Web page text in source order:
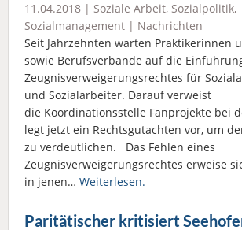
11.04.2018 | Soziale Arbeit, Sozialpolitik,
Sozialmanagement | Nachrichten
Seit Jahrzehnten warten Praktikerinnen
sowie Berufsverbände auf die
Zeugnisverweigerungsrechtes für
und Sozialarbeiter. Darauf verweist
die Koordinationsstelle Fanprojekte bei
legt jetzt ein Rechtsgutachten vor, um
zu verdeutlichen. Das Fehlen eines
Zeugnisverweigerungsrechtes erweise
in jenen… Weiterlesen.
Paritätischer kritisiert